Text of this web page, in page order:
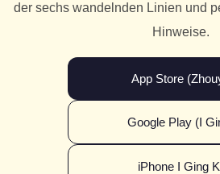
der sechs wandelnden Linien und
Hinweise.
App Store
Google Play (I
iPhone I Ging